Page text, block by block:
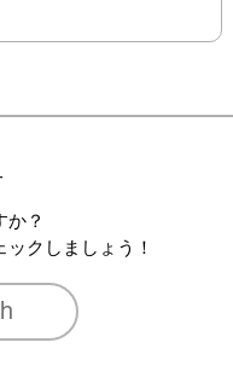
惺SATORU　東京
島
か？
クしましょう！